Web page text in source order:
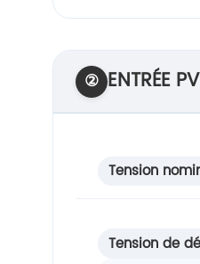
② ENTRÉE
Tension
Tension de